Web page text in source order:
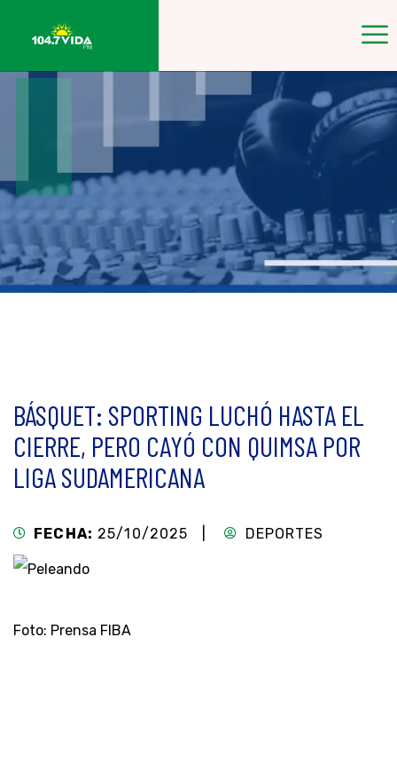
BÁSQUET: SPORTING LUCHÓ HASTA EL
CIERRE, PERO CAYÓ CON QUIMSA POR
LIGA SUDAMERICANA
FECHA: 25/10/2025 | DEPORTES
Foto: Prensa FIBA